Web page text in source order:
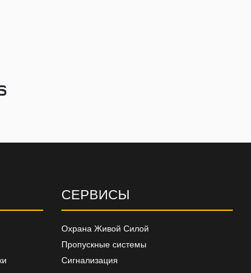
СЕРВИСЫ
Охрана Живой Силой
Пропускные системы
Сигнализация